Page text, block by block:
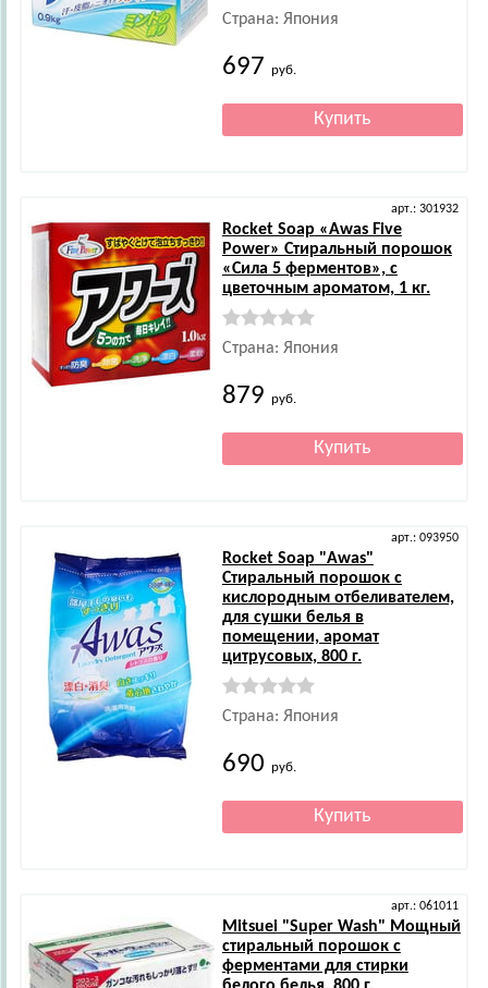
Страна: Япония
697 руб.
арт.: 301932
Rocket Soap «Awas Five
Power» Стиральный порошок
«Сила 5 ферментов», с
цветочным ароматом, 1 кг.
Страна: Япония
879 руб.
арт.: 093950
Rocket Soap "Awas"
Стиральный порошок с
кислородным отбеливателем,
для сушки белья в
помещении, аромат
цитрусовых, 800 г.
Страна: Япония
690 руб.
арт.: 061011
Mitsuei"Super Wash" Мощный
стиральный порошок с
ферментами для стирки